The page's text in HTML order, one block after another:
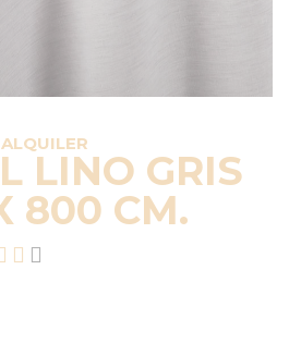
ALQUILER
LINO GRIS
800 CM.